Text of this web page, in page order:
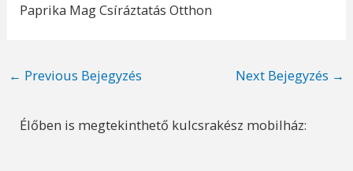
Paprika Mag Csíráztatás Otthon
Post
← Previous Bejegyzés Next Bejegyzés →
Élőben is megtekinthető kulcsrakész mobilház: